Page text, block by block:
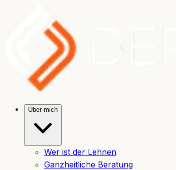
Über mich
Wer ist der Lehnen
Ganzheitliche Beratung